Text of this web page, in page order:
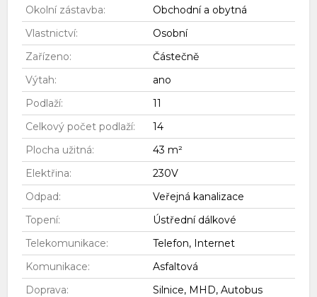
Okolní zástavba:
Obchodní a obytná
Vlastnictví:
Osobní
Zařízeno:
Částečně
Výtah:
ano
Podlaží:
11
Celkový počet podlaží:
14
Plocha užitná:
43 m²
Elektřina:
230V
Odpad:
Veřejná kanalizace
Topení:
Ústřední dálkové
Telekomunikace:
Telefon, Internet
Komunikace:
Asfaltová
Doprava:
Silnice, MHD, Autobus